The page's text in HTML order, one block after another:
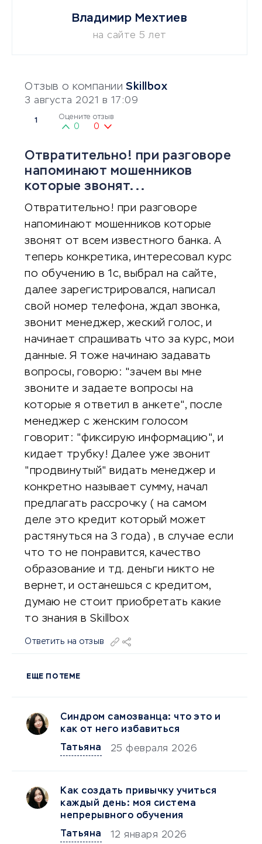
Отзыв о компании Skillbox
3 августа 2021 в 17:09
1 Оцените отзыв
0 0
Отвратительно! при разговоре
напоминают мошенников
которые звонят...
Отвратительно! при разговоре
напоминают мошенников которые
звонят от всем известного банка. А
теперь конкретика, интересовал курс
по обучению в 1с, выбрал на сайте,
далее зарегистрировался, написал
свой номер телефона, ждал звонка,
звонит менеджер, жеский голос, и
начинает спрашивать что за курс, мои
данные. Я тоже начинаю задавать
вопросы, говорю: "зачем вы мне
звоните и задаете вопросы на
которые я ответил в анкете", после
менеджер с женским голосом
говорит: "фиксирую информацию", и
кидает трубку! Далее уже звонит
"продвинутый" видать менеджер и
конкретно называет сумму, начал
предлагать рассрочку ( на самом
деле это кредит который может
растянуться на 3 года) , в случае если
что то не понравится, качество
образование и тд. деньги никто не
вернет, и останешься с кредитом,
думаю не стоит приобретать какие
то знания в Skillbox
Ответить на отзыв
ЕЩЕ ПО ТЕМЕ
Синдром самозванца: что это и
как от него избавиться
Татьяна
25 февраля 2026
Как создать привычку учиться
каждый день: моя система
непрерывного обучения
Татьяна
12 января 2026
Владимир Мехтиев
на сайте 5 лет